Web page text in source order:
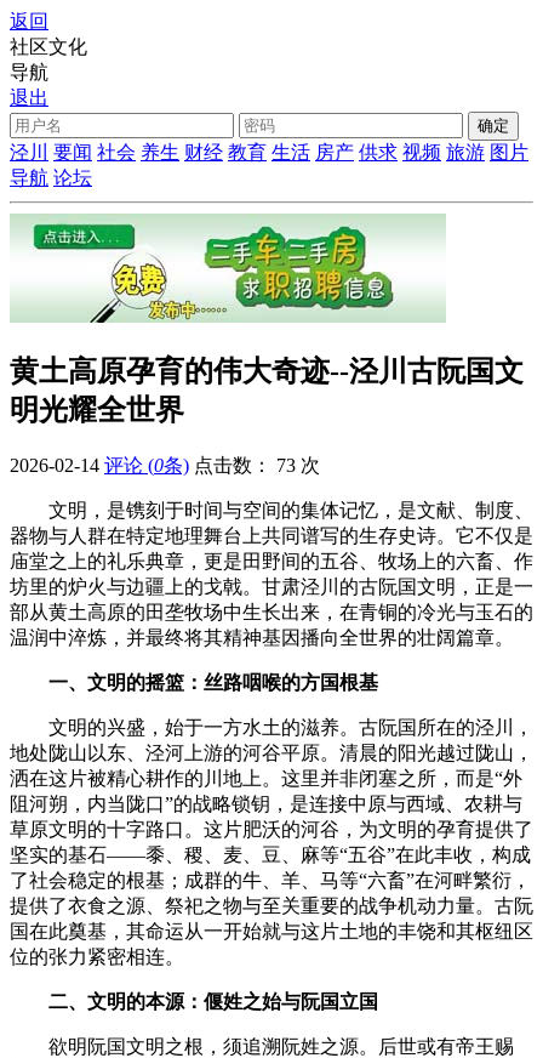
返回
社区文化
导航
退出
泾川 要闻 社会 养生 财经 教育 生活 房产 供求 视频 旅游 图片
导航 论坛
黄土高原孕育的伟大奇迹--泾川古阮国文
明光耀全世界
2026-02-14 评论 (0条) 点击数： 73 次
文明，是镌刻于时间与空间的集体记忆，是文献、制度、
器物与人群在特定地理舞台上共同谱写的生存史诗。它不仅是
庙堂之上的礼乐典章，更是田野间的五谷、牧场上的六畜、作
坊里的炉火与边疆上的戈戟。甘肃泾川的古阮国文明，正是一
部从黄土高原的田垄牧场中生长出来，在青铜的冷光与玉石的
温润中淬炼，并最终将其精神基因播向全世界的壮阔篇章。
一、文明的摇篮：丝路咽喉的方国根基
文明的兴盛，始于一方水土的滋养。古阮国所在的泾川，
地处陇山以东、泾河上游的河谷平原。清晨的阳光越过陇山，
洒在这片被精心耕作的川地上。这里并非闭塞之所，而是“外
阻河朔，内当陇口”的战略锁钥，是连接中原与西域、农耕与
草原文明的十字路口。这片肥沃的河谷，为文明的孕育提供了
坚实的基石——黍、稷、麦、豆、麻等“五谷”在此丰收，构成
了社会稳定的根基；成群的牛、羊、马等“六畜”在河畔繁衍，
提供了衣食之源、祭祀之物与至关重要的战争机动力量。古阮
国在此奠基，其命运从一开始就与这片土地的丰饶和其枢纽区
位的张力紧密相连。
二、文明的本源：偃姓之始与阮国立国
欲明阮国文明之根，须追溯阮姓之源。后世或有帝王赐